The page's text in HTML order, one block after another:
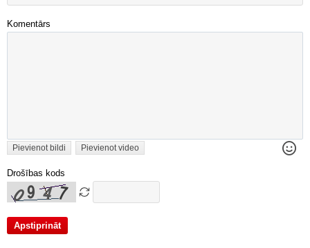
Komentārs
Pievienot bildi Pievienot video
Drošības kods